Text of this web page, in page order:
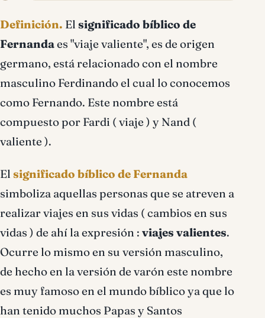
bíblico
Definición. El significado bíblico de
Fernandaes "viaje valiente", es de origen
germano, está relacionado con el nombre
masculino Ferdinando el cual lo conocemos
como Fernando. Este nombre está
compuesto por Fardi ( viaje ) y Nand (
valiente ).
El significado bíblico de Fernanda
simboliza aquellas personas que se atreven a
realizar viajes en sus vidas ( cambios en sus
vidas ) de ahí la expresión : viajes valientes.
Ocurre lo mismo en su versión masculino,
de hecho en la versión de varón este nombre
es muy famoso en el mundo bíblico ya que lo
han tenido muchos Papas y Santos